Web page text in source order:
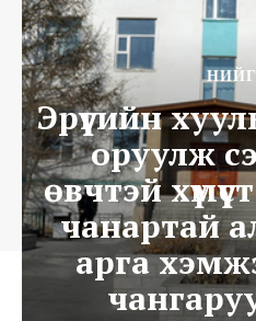
Эрүүгийн
оруулж
өвчтэй
чанартай
арга